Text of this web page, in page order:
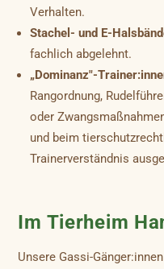
Verhalten.
Stachel- und E-
fachlich abgelehnt.
„Dominanz"-
Rangordnung,
oder
und beim
Trainerverständnis
Im Tierheim
Unsere Gassi-